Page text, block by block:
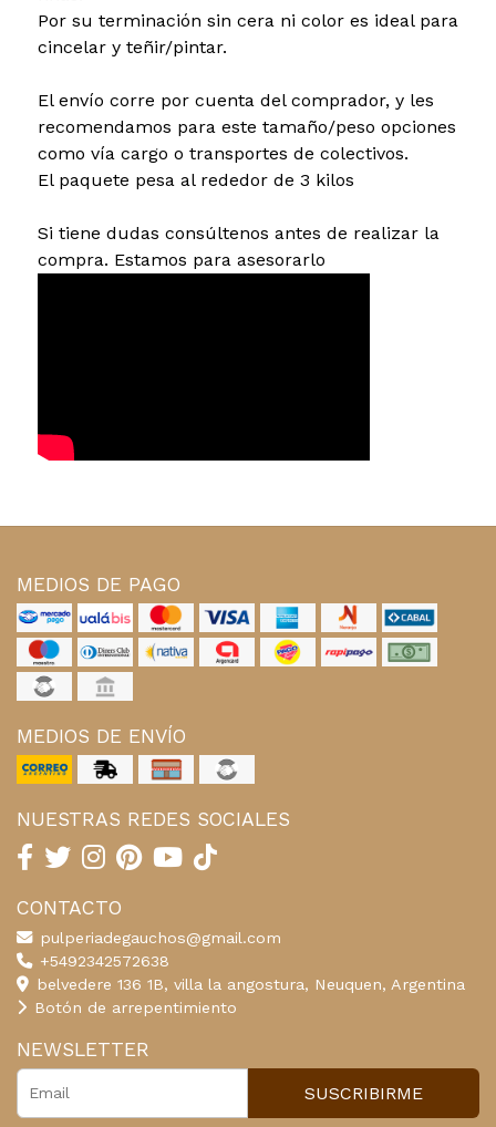
Por su terminación sin cera ni color es ideal para
cincelar y teñir/pintar.
El envío corre por cuenta del comprador, y les
recomendamos para este tamaño/peso opciones
como vía cargo o transportes de colectivos.
El paquete pesa al rededor de 3 kilos
Si tiene dudas consúltenos antes de realizar la
compra. Estamos para asesorarlo
MEDIOS DE PAGO
MEDIOS DE ENVÍO
NUESTRAS REDES SOCIALES
CONTACTO
pulperiadegauchos@gmail.com
+5492342572638
belvedere 136 1B, villa la angostura, Neuquen, Argentina
Botón de arrepentimiento
NEWSLETTER
SUSCRIBIRME